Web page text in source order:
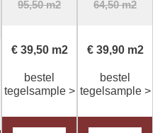
95,50 m2
€ 39,50 m2
bestel
tegelsample >
64,50 m2
€ 39,90 m2
bestel
tegelsample >